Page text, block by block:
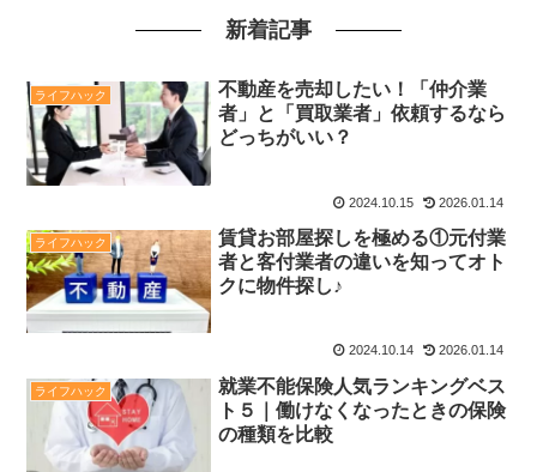
新着記事
ライフハック
不動産を売却したい！「仲介業
者」と「買取業者」依頼するなら
どっちがいい？
2024.10.15 2026.01.14
ライフハック
賃貸お部屋探しを極める①元付業
者と客付業者の違いを知ってオト
クに物件探し♪
2024.10.14 2026.01.14
ライフハック
就業不能保険人気ランキングベス
ト５｜働けなくなったときの保険
の種類を比較